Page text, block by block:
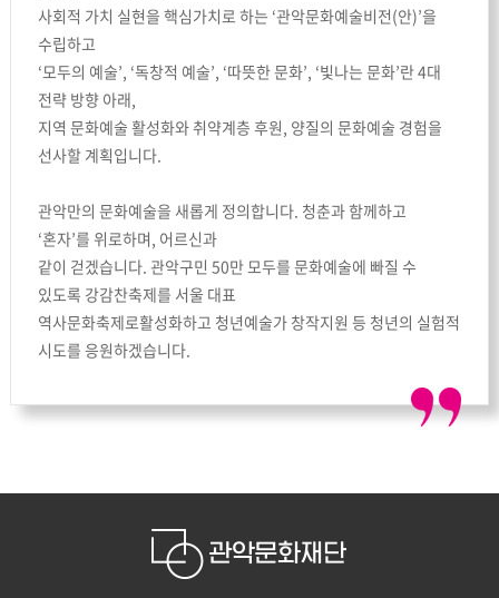
사회적 가치 실현을 핵심가치로 하는 ‘관악문화예술비전(안)’을
수립하고
‘모두의 예술’, ‘독창적 예술’, ‘따뜻한 문화’, ‘빛나는 문화’란 4대
전략 방향 아래,
지역 문화예술 활성화와 취약계층 후원, 양질의 문화예술 경험을
선사할 계획입니다.
관악만의 문화예술을 새롭게 정의합니다. 청춘과 함께하고
‘혼자’를 위로하며, 어르신과
같이 걷겠습니다. 관악구민 50만 모두를 문화예술에 빠질 수
있도록 강감찬축제를 서울 대표
역사문화축제로활성화하고 청년예술가 창작지원 등 청년의 실험적
시도를 응원하겠습니다.